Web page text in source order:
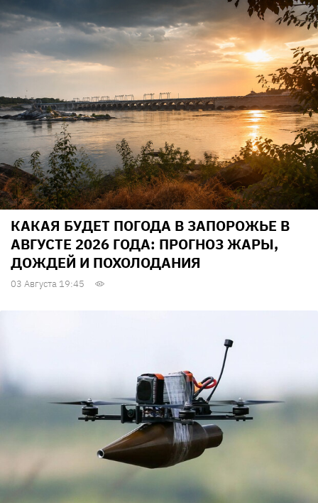
КАКАЯ БУДЕТ ПОГОДА В ЗАПОРОЖЬЕ В
АВГУСТЕ 2026 ГОДА: ПРОГНОЗ ЖАРЫ,
ДОЖДЕЙ И ПОХОЛОДАНИЯ
03 Августа 19:45